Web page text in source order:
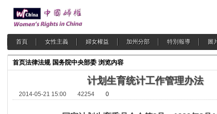
首頁 女性主義 婦女權益 加州分部 特別報導 圖
首页法律法规 国务院中央部委 浏览内容
计划生育统计工作管理办法
2014-05-21 15:00 42254 0